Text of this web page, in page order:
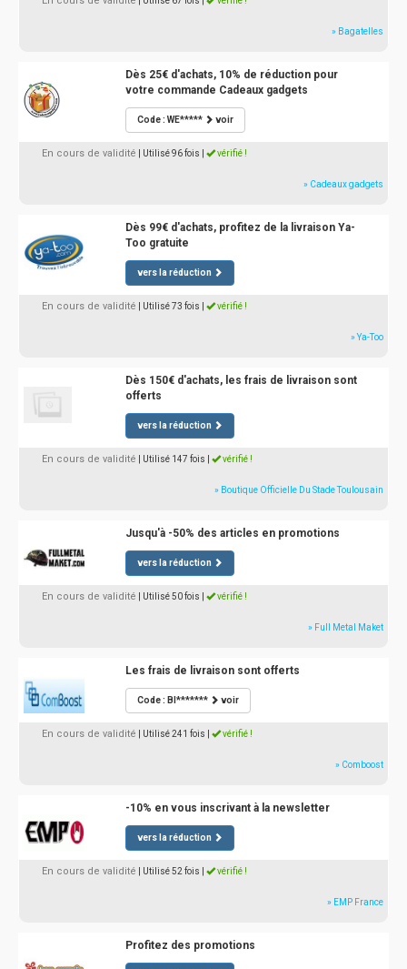
» Bagatelles
Dès 25€ d'achats, 10% de réduction pour
votre commande Cadeaux gadgets
Code : WE***** voir
En cours de validité | Utilisé 96 fois vérifié !
» Cadeaux gadgets
Dès 99€ d'achats, profitez de la livraison Ya-
Too gratuite
vers la réduction
En cours de validité | Utilisé 73 fois vérifié !
» Ya-Too
Dès 150€ d'achats, les frais de livraison sont
offerts
vers la réduction
En cours de validité | Utilisé 147 fois vérifié !
» Boutique Officielle Du Stade Toulousain
Jusqu'à -50% des articles en promotions
vers la réduction
En cours de validité | Utilisé 50 fois vérifié !
» Full Metal Maket
Les frais de livraison sont offerts
Code : BI******* voir
En cours de validité | Utilisé 241 fois vérifié !
» Comboost
-10% en vous inscrivant à la newsletter
vers la réduction
En cours de validité | Utilisé 52 fois vérifié !
» EMP France
Profitez des promotions